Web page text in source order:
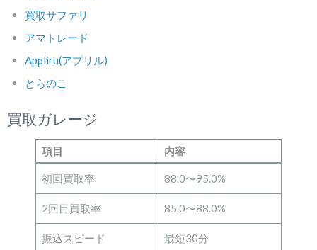
買取サファリ
アマトレード
Appliru(アプリル)
とらのこ
買取ガレージ
項目 内容
初回買取率 88.0〜95.0%
2回目買取率 85.0〜88.0%
振込スピード 最短30分